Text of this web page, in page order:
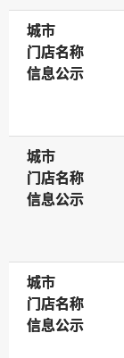
城市
城市
门店名称
门店名称
信息公示
信息公示
城市
城市
门店名称
门店名称
信息公示
信息公示
城市
城市
门店名称
门店名称
信息公示
信息公示